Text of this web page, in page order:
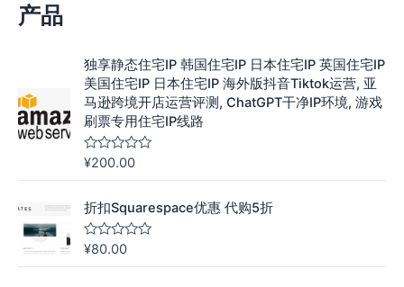
产品
独享静态住宅IP 韩国住宅IP 日本住宅IP 英国住宅IP
美国住宅IP 日本住宅IP 海外版抖音Tiktok运营, 亚
马逊跨境开店运营评测, ChatGPT干净IP环境, 游戏
刷票专用住宅IP线路
评
&
s
o
l
;
¥200.00
折扣Squarespace优惠 代购5折
评
¥80.00